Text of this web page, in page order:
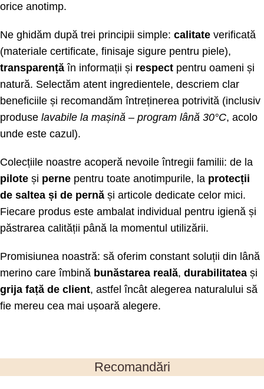
orice anotimp.
Ne ghidăm după trei principii simple: calitate verificată
(materiale certificate, finisaje sigure pentru piele),
transparență în informații și respect pentru oameni și
natură. Selectăm atent ingredientele, descriem clar
beneficiile și recomandăm întreținerea potrivită (inclusiv
produse lavabile la mașină – program lână 30°C, acolo
unde este cazul).
Colecțiile noastre acoperă nevoile întregii familii: de la
pilote și perne pentru toate anotimpurile, la protecții
de saltea și de pernă și articole dedicate celor mici.
Fiecare produs este ambalat individual pentru igienă și
păstrarea calității până la momentul utilizării.
Promisiunea noastră: să oferim constant soluții din lână
merino care îmbină bunăstarea reală, durabilitatea și
grija față de client, astfel încât alegerea naturalului să
fie mereu cea mai ușoară alegere.
Recomandări